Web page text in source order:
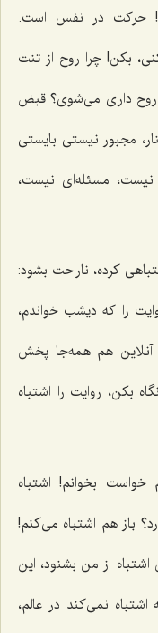
حركت در نفس است.
بكن! چرا روح از تنت
روح داری می‌شوی؟ قبض
مجبور نیستی بایستی
مسئله‌ای نیست،
كرده، ناراحت بشود:
را كه دیشب خواندم،
آنلاین هم همه‌جا پخش
بكن، روایت را اشتباه
بخوانم! اشتباه
باز هم اشتباه می‌كنم!
از من بشنود، این
نمی‌كند در عالم،